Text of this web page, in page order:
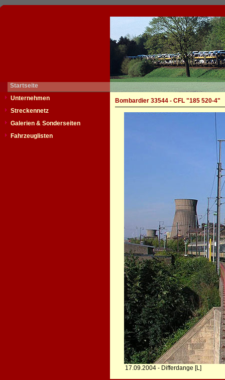
Startseite
Unternehmen
Streckennetz
Galerien & Sonderseiten
Fahrzeuglisten
Bombardier 33544 - CFL "185 520-4"
17.09.2004 - Differdange [L]